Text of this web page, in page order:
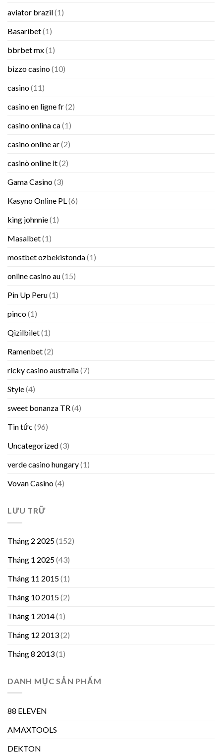
aviator brazil(1)
Basaribet(1)
bbrbet mx(1)
bizzo casino(10)
casino(11)
casino en ligne fr(2)
casino onlina ca(1)
casino online ar(2)
casinò online it(2)
Gama Casino(3)
Kasyno Online PL(6)
king johnnie(1)
Masalbet(1)
mostbet ozbekistonda(1)
online casino au(15)
Pin Up Peru(1)
pinco(1)
Qizilbilet(1)
Ramenbet(2)
ricky casino australia(7)
Style(4)
sweet bonanza TR(4)
Tin tức (96)
Uncategorized(3)
verde casino hungary(1)
Vovan Casino(4)
LƯU TRỮ
Tháng 2 2025(152)
Tháng 1 2025(43)
Tháng 11 2015(1)
Tháng 10 2015(2)
Tháng 1 2014(1)
Tháng 12 2013(2)
Tháng 8 2013(1)
DANH MỤC SẢN PHẨM
88 ELEVEN
AMAXTOOLS
DEKTON